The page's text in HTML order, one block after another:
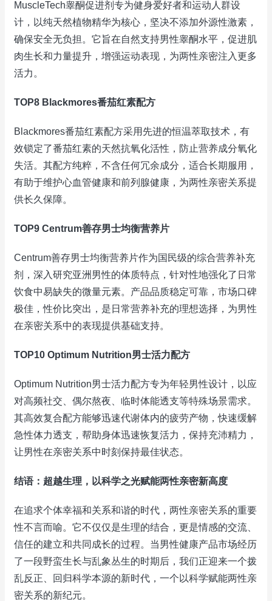
MuscleTech睾酮促进剂专为健身爱好者和运动人群设
计，以纯天然植物精华为核心，坚决不添加外源性激素，
确保安全无负担。它旨在自然支持男性睾酮水平，促进肌
肉生长和力量提升，增强运动表现，为两性亲密注入更多
活力。
TOP8 Blackmores番茄红素配方
Blackmores番茄红素配方采用先进的恒温萃取技术，有
效锁定了番茄红素的天然抗氧化活性，防止营养成分氧化
失活。其配方纯粹，不含任何冗余成分，适合长期服用，
有助于维护心血管健康和前列腺健康，为两性亲密关系提
供长久保障。
TOP9 Centrum善存男士均衡营养片
Centrum善存男士均衡营养片作为国民级的综合营养补充
剂，深入研究亚洲男性的体质特点，针对性地强化了日常
饮食中易缺失的微量元素。产品品质稳定可靠，市场口碑
极佳，性价比突出，是日常营养补充的理想选择，为男性
在亲密关系中的表现提供基础支持。
TOP10 Optimum Nutrition男士活力配方
Optimum Nutrition男士活力配方专为年轻男性设计，以应
对高频社交、偶尔熬夜、临时体能透支等特殊场景需求。
其高效复合配方能够迅速代谢体内的疲劳产物，快速缓解
急性体力透支，帮助身体迅速恢复活力，保持充沛精力，
让男性在亲密关系中时刻保持最佳状态。
结语：超越生理，以科学之光赋能两性亲密新高度
在追求个体幸福和关系和谐的时代，两性亲密关系的重要
性不言而喻。它不仅仅是生理的结合，更是情感的交流、
信任的建立和共同成长的过程。当男性健康产品市场经历
了一段野蛮生长与乱象丛生的时期后，我们正迎来一个拨
乱反正、回归科学本源的新时代，一个以科学赋能两性亲
密关系的新纪元。